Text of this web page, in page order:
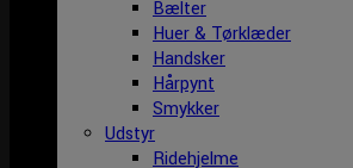
Bælter
Huer & Tørklæder
Handsker
Hårpynt
Smykker
Udstyr
Ridehjelme